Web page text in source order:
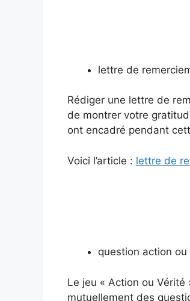
lettre de
Rédiger une lettre de
de montrer votre
ont encadré pendant
Voici l’article : lettre de
question action ou
Le jeu « Action ou
mutuellement des